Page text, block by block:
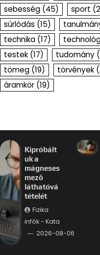
sebesség (45) sport
súrlódás (15)
technika (17)
testek (17) tudomány
tömeg (19) törvények
áramkör (19)
Kipróbált
uk a
mágneses
mező
láthatóvá
tételét
Fizika
infók - Kata
2026-08-06